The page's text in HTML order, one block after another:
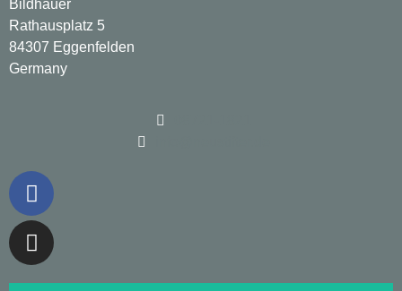
Bildhauer
Rathausplatz 5
84307 Eggenfelden
Germany